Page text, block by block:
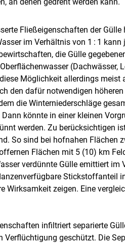
Fließeigenschaften der
im Verhältnis von 1 : 1
die Gülle
(Dachwässer,
Möglichkeit allerdings meist
den dafür notwendigen
die Winterniederschläge
könnte in einer kleinen
werden. Zu berücksichtigen
So sind bei hofnahen Flächen
Flächen mit 5 (10) km
verdünnte Gülle emittiert im
Stickstoffanteil
Wirksamkeit zeigen. Eine
infiltriert separierte
geschützt. Die